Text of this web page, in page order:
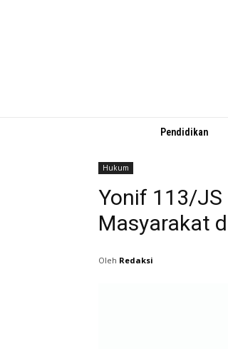
Pendidikan
Hukum
Yonif 113/JS
Masyarakat
Oleh Redaksi